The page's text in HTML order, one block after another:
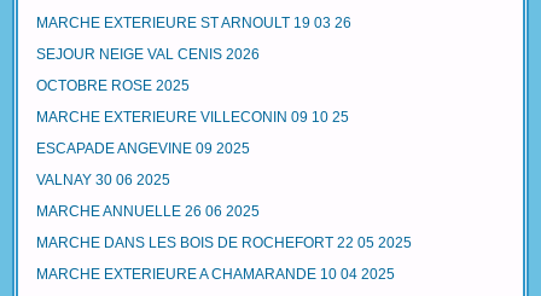
MARCHE EXTERIEURE ST ARNOULT 19 03 26
SEJOUR NEIGE VAL CENIS 2026
OCTOBRE ROSE 2025
MARCHE EXTERIEURE VILLECONIN 09 10 25
ESCAPADE ANGEVINE 09 2025
VALNAY 30 06 2025
MARCHE ANNUELLE 26 06 2025
MARCHE DANS LES BOIS DE ROCHEFORT 22 05 2025
MARCHE EXTERIEURE A CHAMARANDE 10 04 2025